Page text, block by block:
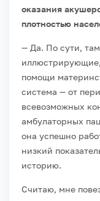
оказания
плотностью
— Да. По сути,
иллюстрирующие,
помощи
система — от
всевозможных
амбулаторных
она успешно
низкий
историю.
Считаю, мне